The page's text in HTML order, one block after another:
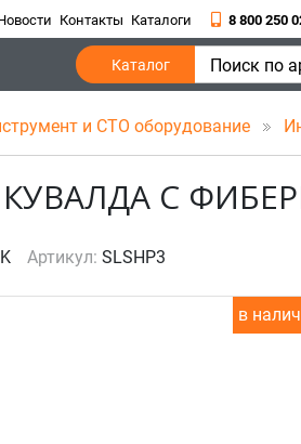
Контакты Каталоги 8 800 250
Каталог Поиск по
и СТО оборудование
КУВАЛДА С
Артикул: SLSHP3
в